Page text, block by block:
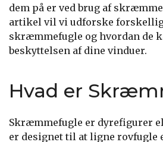
dem på er ved brug af
artikel vil vi udforske
skræmmefugle og hvordan de
beskyttelsen af dine vinduer.
Hvad er
Skræmmefugle er dyrefigurer
er designet til at ligne rovfugle